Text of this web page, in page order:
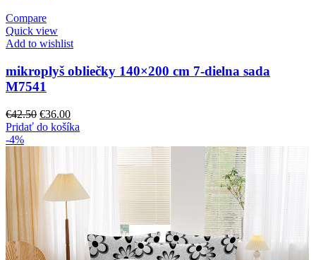
Compare
Quick view
Add to wishlist
mikroplyš obliečky 140×200 cm 7-dielna sada
M7541
€42.50 Pôvodná
cena
€36.00Aktuálna
cena
Pridať do košíka
-4%